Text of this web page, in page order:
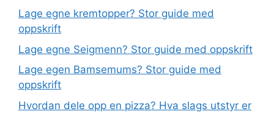
Lage egne kremtopper? Stor guide med
oppskrift
Lage egne Seigmenn? Stor guide med oppskrift
Lage egen Bamsemums? Stor guide med
oppskrift
Hvordan dele opp en pizza? Hva slags utstyr er